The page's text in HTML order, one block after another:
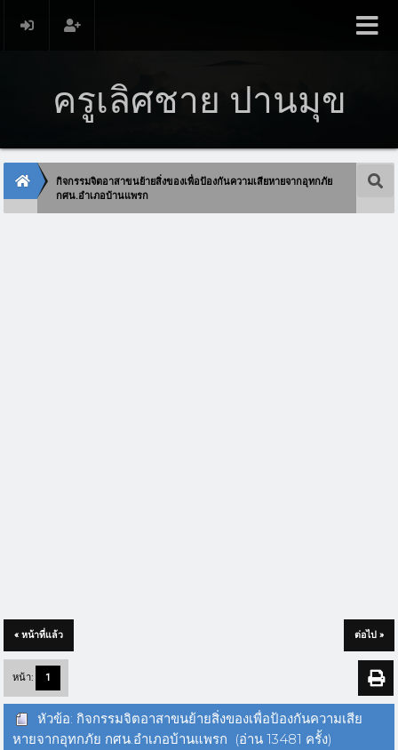
ครูเลิศชาย ปานมุข
กิจกรรมจิตอาสาขนย้ายสิ่งของเพื่อป้องกันความเสียหายจากอุทกภัย
กศน.อำเภอบ้านแพรก
« หน้าที่แล้ว ต่อไป »
หน้า: 1
หัวข้อ: กิจกรรมจิตอาสาขนย้ายสิ่งของเพื่อป้องกันความเสีย
หายจากอุทกภัย กศน.อำเภอบ้านแพรก (อ่าน 13481 ครั้ง)